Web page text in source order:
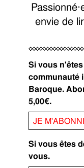
envie de
Si vous
communauté
Baroque.
5,00€.
JE
Si vous êtes
vous.